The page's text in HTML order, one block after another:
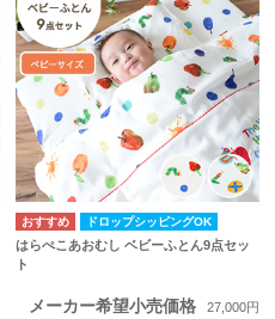
ドロップシッピングOK
はらぺこあおむし ベビーふとん9点セッ
ト
メーカー希望小売価格 27,000円